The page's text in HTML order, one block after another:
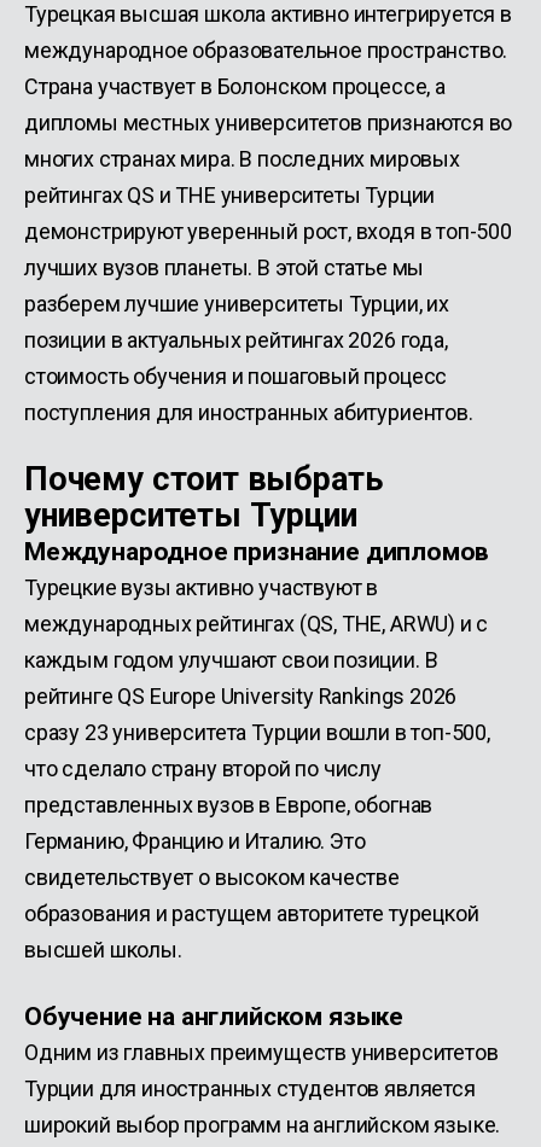
Турецкая высшая школа активно интегрируется в
международное образовательное пространство.
Страна участвует в Болонском процессе, а
дипломы местных университетов признаются во
многих странах мира. В последних мировых
рейтингах QS и THE университеты Турции
демонстрируют уверенный рост, входя в топ-500
лучших вузов планеты. В этой статье мы
разберем лучшие университеты Турции, их
позиции в актуальных рейтингах 2026 года,
стоимость обучения и пошаговый процесс
поступления для иностранных абитуриентов.
Почему стоит выбрать
университеты Турции
Международное признание дипломов
Турецкие вузы активно участвуют в
международных рейтингах (QS, THE, ARWU) и с
каждым годом улучшают свои позиции. В
рейтинге QS Europe University Rankings 2026
сразу 23 университета Турции вошли в топ-500,
что сделало страну второй по числу
представленных вузов в Европе, обогнав
Германию, Францию и Италию. Это
свидетельствует о высоком качестве
образования и растущем авторитете турецкой
высшей школы.
Обучение на английском языке
Одним из главных преимуществ университетов
Турции для иностранных студентов является
широкий выбор программ на английском языке.